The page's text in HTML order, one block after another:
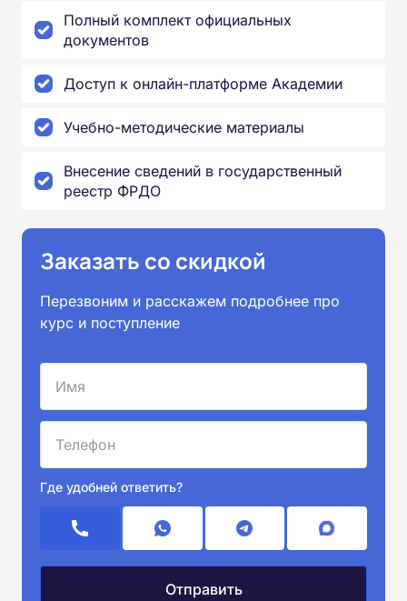
Полный комплект официальных
документов
Доступ к онлайн-платформе Академии
Учебно-методические материалы
Внесение сведений в государственный
реестр ФРДО
Заказать со скидкой
Перезвоним и расскажем подробнее про
курс и поступление
Где удобней ответить?